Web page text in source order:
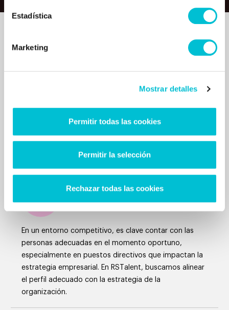
Estadística
Marketing
Mostrar detalles
Permitir todas las cookies
Permitir la selección
Rechazar todas las cookies
Creemos en un modelo
de negocio basado en
la rentabilidad,
sostenibilidad y
colaboración, fundamentado
en el compromiso, la
En un entorno competitivo, es clave contar con las
personas adecuadas en el momento oportuno,
especialmente en puestos directivos que impactan la
estrategia empresarial. En RSTalent, buscamos alinear
el perfil adecuado con la estrategia de la
organización.